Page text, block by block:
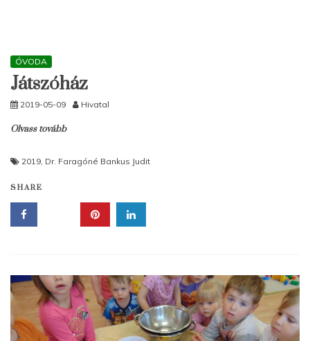
ÓVODA
Játszóház
2019-05-09 Hivatal
Olvass tovább
2019 Dr. Faragóné Bankus Judit
SHARE